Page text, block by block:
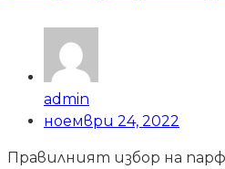
admin
ноември 24, 2022
Правилният избор на